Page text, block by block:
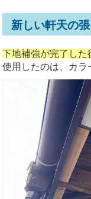
新しい軒天の
下地補強が完了した
使用したのは、カラ